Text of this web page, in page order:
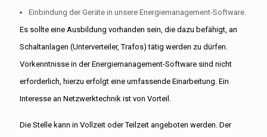
Einbindung der Geräte in unsere Energiemanagement-Software.
Es sollte eine Ausbildung vorhanden sein, die dazu befähigt, an
Schaltanlagen (Unterverteiler, Trafos) tätig werden zu dürfen.
Vorkenntnisse in der Energiemanagement-Software sind nicht
erforderlich, hierzu erfolgt eine umfassende Einarbeitung. Ein
Interesse an Netzwerktechnik ist von Vorteil.
Die Stelle kann in Vollzeit oder Teilzeit angeboten werden. Der